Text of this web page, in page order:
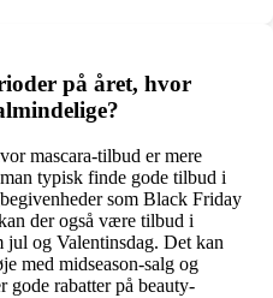
på året, hvor
mascara-tilbud er mere
typisk finde gode tilbud i
som Black Friday
der også være tilbud i
jul og Valentinsdag. Det kan
med midseason-salg og
gode rabatter på beauty-